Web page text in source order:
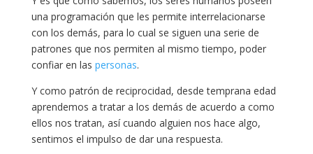
una programación que les permite interrelacionarse
con los demás, para lo cual se siguen una serie de
patrones que nos permiten al mismo tiempo, poder
confiar en las personas.
Y como patrón de reciprocidad, desde temprana edad
aprendemos a tratar a los demás de acuerdo a como
ellos nos tratan, así cuando alguien nos hace algo,
sentimos el impulso de dar una respuesta.